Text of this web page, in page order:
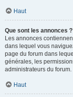
Haut
Que sont les annonces ?
Les annonces
dans lequel vous
page du forum dans
générales, les
administrateurs du forum.
Haut